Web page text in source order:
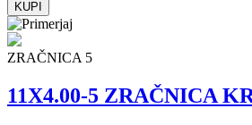
ZRAČNICA 5
11X4.00-5 ZRAČNICA